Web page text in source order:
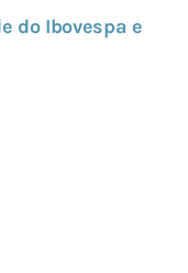
do Ibovespa e